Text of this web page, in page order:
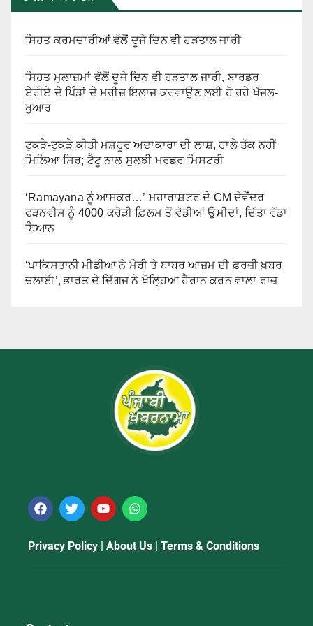
ਸਿਹਤ ਕਰਮਚਾਰੀਆਂ ਵੱਲੋਂ ਦੂਜੇ ਦਿਨ ਵੀ ਹੜਤਾਲ ਜਾਰੀ
ਸਿਹਤ ਮੁਲਾਜ਼ਮਾਂ ਵੱਲੋਂ ਦੂਜੇ ਦਿਨ ਵੀ ਹੜਤਾਲ ਜਾਰੀ, ਬਾਰਡਰ
ਏਰੀਏ ਦੇ ਪਿੰਡਾਂ ਦੇ ਮਰੀਜ਼ ਇਲਾਜ ਕਰਵਾਉਣ ਲਈ ਹੋ ਰਹੇ ਖੱਜਲ-
ਖੁਆਰ
ਟੁਕੜੇ-ਟੁਕੜੇ ਕੀਤੀ ਮਸ਼ਹੂਰ ਅਦਾਕਾਰਾ ਦੀ ਲਾਸ਼, ਹਾਲੇ ਤੱਕ ਨਹੀਂ
ਮਿਲਿਆ ਸਿਰ; ਟੈਟੂ ਨਾਲ ਸੁਲਝੀ ਮਰਡਰ ਮਿਸਟਰੀ
‘Ramayana ਨੂੰ ਆਸਕਰ…’ ਮਹਾਰਾਸ਼ਟਰ ਦੇ CM ਦੇਵੇਂਦਰ
ਫੜਨਵੀਸ ਨੂੰ 4000 ਕਰੋੜੀ ਫ਼ਿਲਮ ਤੋਂ ਵੱਡੀਆਂ ਉਮੀਦਾਂ, ਦਿੱਤਾ ਵੱਡਾ
ਬਿਆਨ
‘ਪਾਕਿਸਤਾਨੀ ਮੀਡੀਆ ਨੇ ਮੇਰੀ ਤੇ ਬਾਬਰ ਆਜ਼ਮ ਦੀ ਫ਼ਰਜ਼ੀ ਖ਼ਬਰ
ਚਲਾਈ’, ਭਾਰਤ ਦੇ ਦਿੱਗਜ ਨੇ ਖੋਲ੍ਹਿਆ ਹੈਰਾਨ ਕਰਨ ਵਾਲਾ ਰਾਜ਼
Privacy Policy |About Us |Terms & Conditions